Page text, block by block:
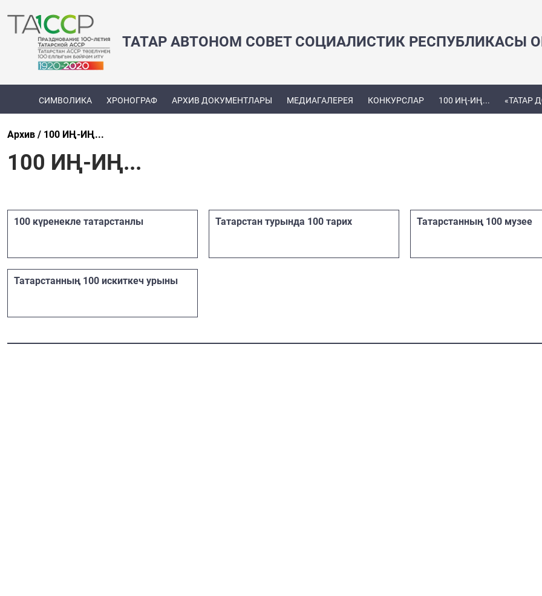
ТАТАР АВТОНОМ СОВЕТ СОЦИАЛИСТИК РЕСПУБЛИКАСЫ
СИМВОЛИКА ХРОНОГРАФ АРХИВ ДОКУМЕНТЛАРЫ МЕДИАГАЛЕРЕЯ КОНКУРСЛАР 100 ИҢ-ИҢ... «ТАТАР
Архив 100 ИҢ-ИҢ...
100 ИҢ-ИҢ...
100 күренекле татарстанлы Татарстан турында 100 тарих Татарстанның 100 музее
Татарстанның 100 искиткеч урыны